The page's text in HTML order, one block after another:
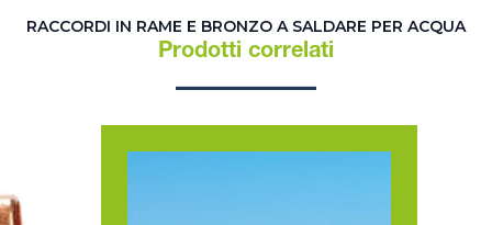
RACCORDI IN RAME E BRONZO A SALDARE PER ACQUA
Prodotti correlati